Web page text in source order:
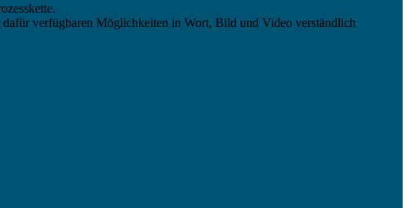
verfügbaren Möglichkeiten in Wort, Bild und Video verständlich